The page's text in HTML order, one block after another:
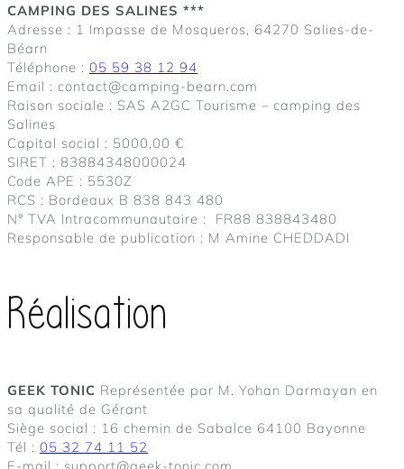
CAMPING DES SALINES ***
Adresse : 1 Impasse de Mosqueros, 64270 Salies-de-
Béarn
Téléphone : 05 59 38 12 94
Email : contact@camping-bearn.com
Raison sociale : SAS A2GC Tourisme – camping des
Salines
Capital social : 5000,00 €
SIRET : 83884348000024
Code APE : 5530Z
RCS : Bordeaux B 838 843 480
N° TVA Intracommunautaire : FR88 838843480
Responsable de publication : M Amine CHEDDADI
Réalisation
GEEK TONIC Représentée par M. Yohan Darmayan en
sa qualité de Gérant
Siège social : 16 chemin de Sabalce 64100 Bayonne
Tél : 05 32 74 11 52